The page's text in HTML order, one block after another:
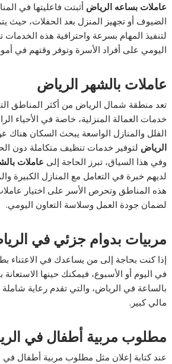
عاملات بساعه الرياضأثبتت فاعليتها في
الضيوف أو تجهيز المنزل بعد الحفلات، حيث
لتنفيذ المهام بسرعة واحترافية هذه
اليومي على أفراد الأسرة وتوفر وقتهم في
عاملات بالشهر الرياض
تعد منطقة شمال الرياض من أكثر المناطق
خدمات العمالة المنزلية، خاصة في الأحياء
الفلل والمنازل الواسعة يبحث السكان هناك
الرياض لتوفير خدمات تنظيف متكاملة دون
وفي هذا السياق، تبرز الحاجة إلى عاملات
لديهم خبرة في التعامل مع المنازل الكبيرة
هذه المناطق وتحرص الأسر على اختيار
لضمان جودة العمل وسلاسة التعاون اليومي.
مربيات بدوام جزئي في
إذا كنت بحاجة إلى من يساعدك في الاعتناء
في اليوم أو الأسبوع، فيمكنك حينها
بالساعة في الرياض، والتي تقدم رعاية
مالي كبير.
مطلوب مربية أطفال في
عند كتابة إعلان مثل مطلوب مربية أطفال